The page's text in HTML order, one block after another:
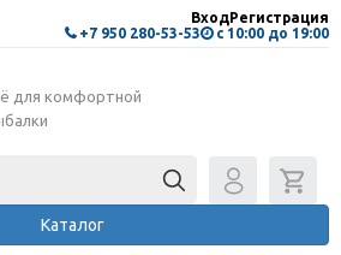
+7 950 280-53-53 с 10:00 до 19:00
ВходРегистрация
для комфортной
Каталог